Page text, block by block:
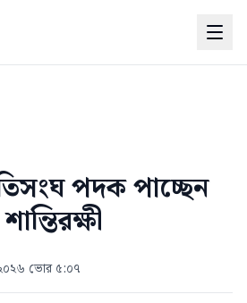
পদক পাচ্ছেন
ভোর ৫:০৭